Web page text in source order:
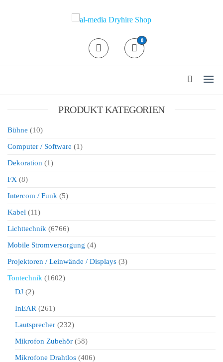
al-media Dryhire Shop
professionelle
Veranstaltungstechnik in Köln
24/7 Abholung / Rückgabe
0
PRODUKT KATEGORIEN
Bühne (10)
Computer / Software (1)
Dekoration (1)
FX (8)
Intercom / Funk (5)
Kabel (11)
Lichttechnik (6766)
Mobile Stromversorgung (4)
Projektoren / Leinwände / Displays (3)
Tontechnik (1602)
DJ (2)
InEAR (261)
Lautsprecher (232)
Mikrofon Zubehör (58)
Mikrofone Drahtlos (406)